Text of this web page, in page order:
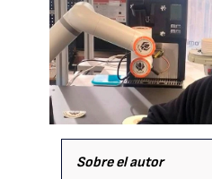
Sobre el autor